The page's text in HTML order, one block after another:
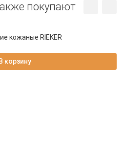
покупают
кожаные RIEKER
В корзину